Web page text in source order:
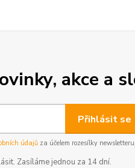
akce a
Přihlásit se
údajůza účelem rozesílky newsletteru.
Zasíláme jednou za 14 dní.